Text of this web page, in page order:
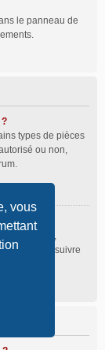
vous
le panneau de
types de pièces
ou non,
?
transférées,
et suivre